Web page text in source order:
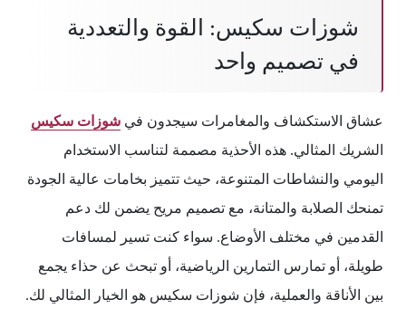
شوزات سكيس: القوة والتعددية
في تصميم واحد
عشاق الاستكشاف والمغامرات سيجدون في شوزات سكيس
الشريك المثالي. هذه الأحذية مصممة لتناسب الاستخدام
اليومي والنشاطات المتنوعة، حيث تتميز بخامات عالية الجودة
تمنحك الصلابة والمتانة، مع تصميم مريح يضمن لك دعم
القدمين في مختلف الأوضاع. سواء كنت تسير لمسافات
طويلة، أو تمارس التمارين الرياضية، أو تبحث عن حذاء يجمع
بين الأناقة والعملية، فإن شوزات سكيس هو الخيار المثالي لك.